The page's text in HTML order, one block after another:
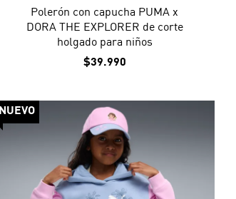
Polerón con capucha PUMA x
DORA THE EXPLORER de corte
holgado para niños
$39.990
NUEVO